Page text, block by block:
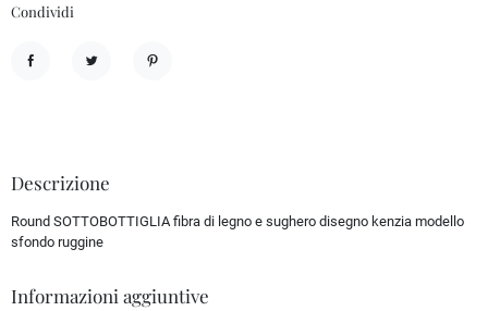
Condividi
Descrizione
Round SOTTOBOTTIGLIA fibra di legno e sughero disegno kenzia modello
sfondo ruggine
Informazioni aggiuntive